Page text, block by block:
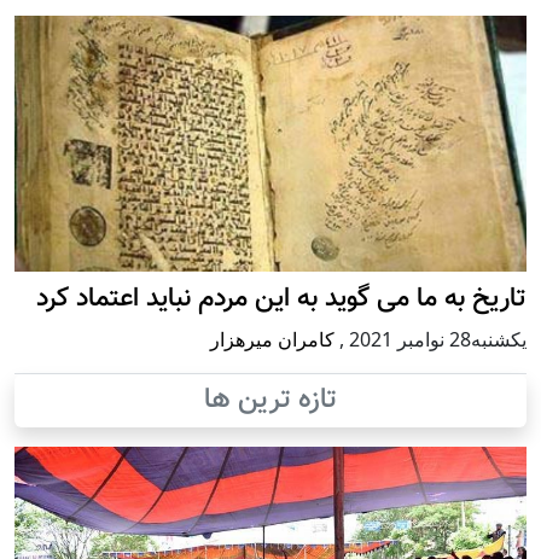
تاریخ به ما می گوید به این مردم نباید اعتماد کرد
يكشنبه28 نوامبر 2021 , کامران میرهزار
تازه ترین ها